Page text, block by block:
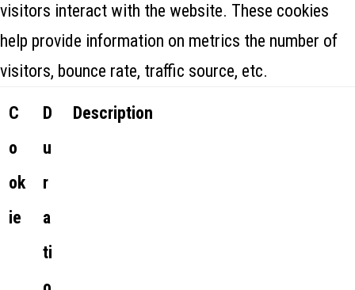
visitors interact with the website. These cookies
help provide information on metrics the number of
visitors, bounce rate, traffic source, etc.
C
o
ok
ie
D
u
r
a
ti
Description